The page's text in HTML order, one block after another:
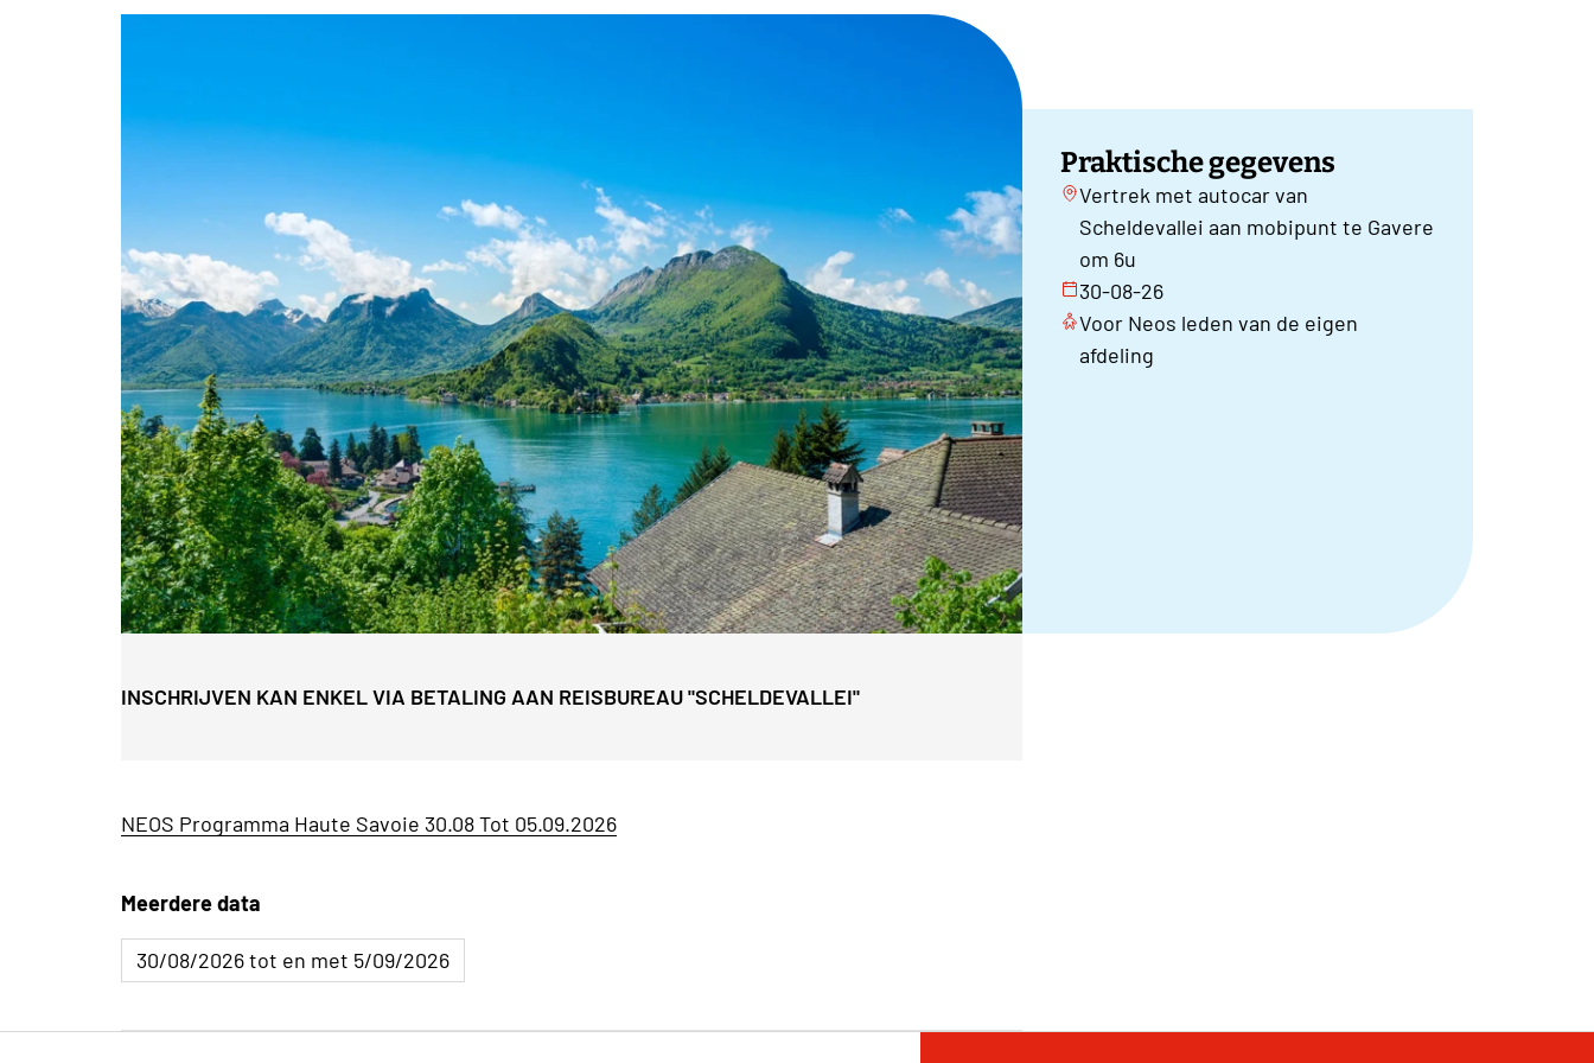
Praktische gegevens
Vertrek met autocar van
Scheldevallei aan mobipunt te Gavere
om 6u
30-08-26
Voor Neos leden van de eigen
afdeling
INSCHRIJVEN KAN ENKEL VIA BETALING AAN REISBUREAU "SCHELDEVALLEI"
NEOS Programma Haute Savoie 30.08 Tot 05.09.2026
Meerdere data
30/08/2026 tot en met 5/09/2026